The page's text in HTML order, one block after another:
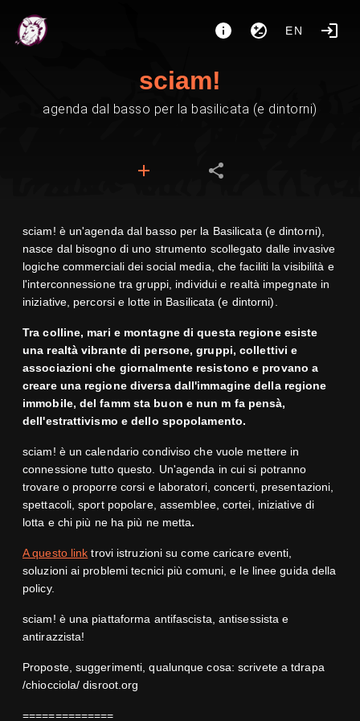
EN
sciam!
agenda dal basso per la basilicata (e dintorni)
sciam! è un'agenda dal basso per la Basilicata (e dintorni),
nasce dal bisogno di uno strumento scollegato dalle invasive
logiche commerciali dei social media, che faciliti la visibilità e
l'interconnessione tra gruppi, individui e realtà impegnate in
iniziative, percorsi e lotte in Basilicata (e dintorni).
Tra colline, mari e montagne di questa regione esiste
una realtà vibrante di persone, gruppi, collettivi e
associazioni che giornalmente resistono e provano a
creare una regione diversa dall'immagine della regione
immobile, del famm sta buon e nun m fa pensà,
dell'estrattivismo e dello spopolamento.
sciam! è un calendario condiviso che vuole mettere in
connessione tutto questo. Un'agenda in cui si potranno
trovare o proporre corsi e laboratori, concerti, presentazioni,
spettacoli, sport popolare, assemblee, cortei, iniziative di
lotta e chi più ne ha più ne metta.
A questo link trovi istruzioni su come caricare eventi,
soluzioni ai problemi tecnici più comuni, e le linee guida della
policy.
sciam! è una piattaforma antifascista, antisessista e
antirazzista!
Proposte, suggerimenti, qualunque cosa: scrivete a tdrapa
/chiocciola/ disroot.org
==============